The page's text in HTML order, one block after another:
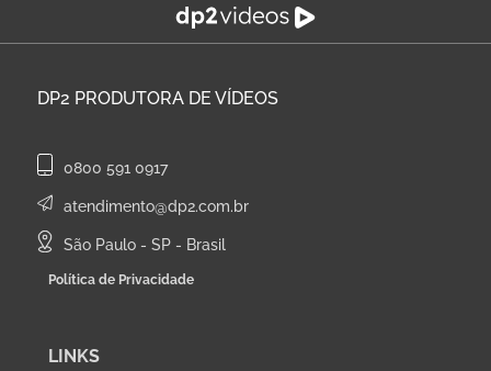
DP2 PRODUTORA DE VÍDEOS
0800 591 0917
atendimento@dp2.com.br
São Paulo - SP - Brasil
Política de Privacidade
LINKS